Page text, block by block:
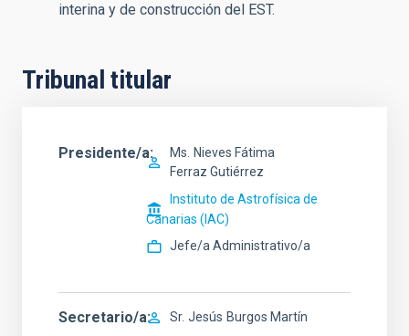
interina y de construcción del EST.
Tribunal titular
Presidente/a Ms.
Nieves Fátima
Ferraz Gutiérrez
Instituto de Astrofísica de
Canarias (IAC)
Jefe/a Administrativo/a
Secretario/a Sr. Jesús Burgos Martín